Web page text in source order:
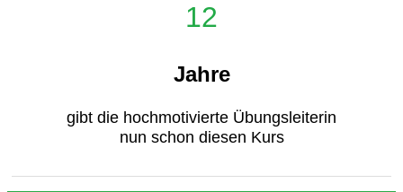
12
Jahre
gibt die hochmotivierte Übungsleiterin
nun schon diesen Kurs